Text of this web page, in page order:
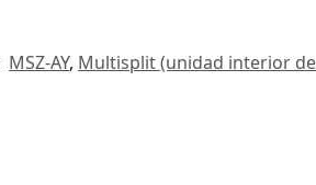
MSZ-AY, Multisplit (unidad interior